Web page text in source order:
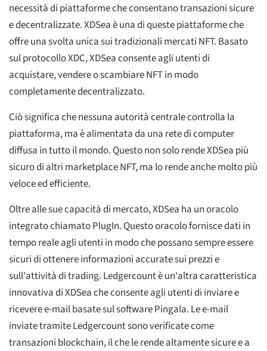
necessità di piattaforme che consentano transazioni sicure
e decentralizzate. XDSea è una di queste piattaforme che
offre una svolta unica sui tradizionali mercati NFT. Basato
sul protocollo XDC, XDSea consente agli utenti di
acquistare, vendere o scambiare NFT in modo
completamente decentralizzato.
Ciò significa che nessuna autorità centrale controlla la
piattaforma, ma è alimentata da una rete di computer
diffusa in tutto il mondo. Questo non solo rende XDSea più
sicuro di altri marketplace NFT, ma lo rende anche molto più
veloce ed efficiente.
Oltre alle sue capacità di mercato, XDSea ha un oracolo
integrato chiamato PlugIn. Questo oracolo fornisce dati in
tempo reale agli utenti in modo che possano sempre essere
sicuri di ottenere informazioni accurate sui prezzi e
sull'attività di trading. Ledgercount è un'altra caratteristica
innovativa di XDSea che consente agli utenti di inviare e
ricevere e-mail basate sul software Pingala. Le e-mail
inviate tramite Ledgercount sono verificate come
transazioni blockchain, il che le rende altamente sicure e a